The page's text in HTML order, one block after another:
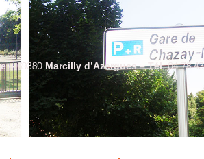
69380 Marcilly d’Azergues – Tél. 04 78